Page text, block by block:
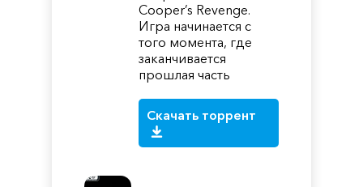
Cooper’s Revenge.
Игра начинается с
того момента, где
заканчивается
прошлая часть
Скачать торрент